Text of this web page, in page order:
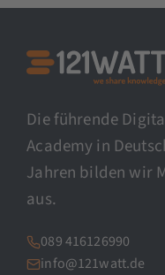
Die führende
Academy in
Jahren bilden wir
aus.
089 416126990
info@121watt.de